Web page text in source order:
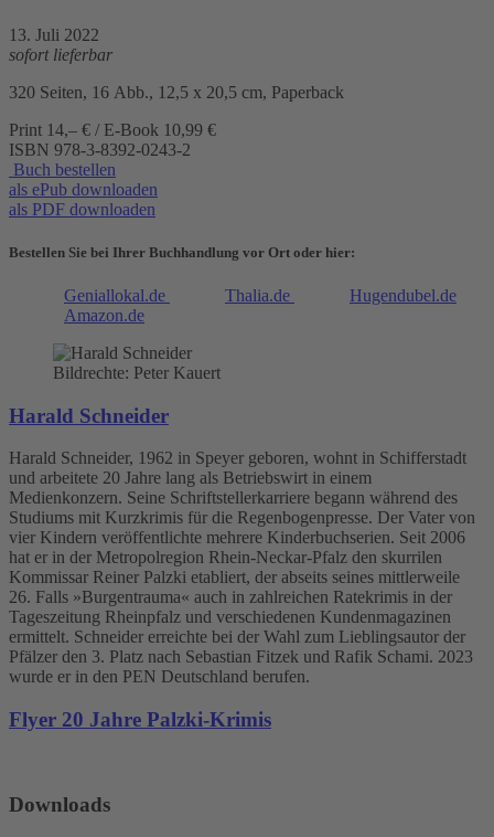
13. Juli 2022
sofort lieferbar
320 Seiten, 16 Abb., 12,5 x 20,5 cm, Paperback
Print 14,– € / E-Book 10,99 €
ISBN 978-3-8392-0243-2
Buch bestellen
als ePub downloaden
als PDF downloaden
Bestellen Sie bei Ihrer Buchhandlung vor Ort oder hier:
Geniallokal.de Thalia.de
Hugendubel.de
Amazon.de
Bildrechte: Peter Kauert
Harald Schneider
Harald Schneider, 1962 in Speyer geboren, wohnt in Schifferstadt
und arbeitete 20 Jahre lang als Betriebswirt in einem
Medienkonzern. Seine Schriftstellerkarriere begann während des
Studiums mit Kurzkrimis für die Regenbogenpresse. Der Vater von
vier Kindern veröffentlichte mehrere Kinderbuchserien. Seit 2006
hat er in der Metropolregion Rhein-Neckar-Pfalz den skurrilen
Kommissar Reiner Palzki etabliert, der abseits seines mittlerweile
26. Falls »Burgentrauma« auch in zahlreichen Ratekrimis in der
Tageszeitung Rheinpfalz und verschiedenen Kundenmagazinen
ermittelt. Schneider erreichte bei der Wahl zum Lieblingsautor der
Pfälzer den 3. Platz nach Sebastian Fitzek und Rafik Schami. 2023
wurde er in den PEN Deutschland berufen.
Flyer 20 Jahre Palzki-Krimis
Downloads